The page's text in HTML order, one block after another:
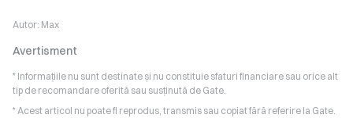
Autor: Max
Avertisment
* Informațiile nu sunt destinate și nu constituie sfaturi financiare sau orice alt
tip de recomandare oferită sau susținută de Gate.
* Acest articol nu poate fi reprodus, transmis sau copiat fără referire la Gate.